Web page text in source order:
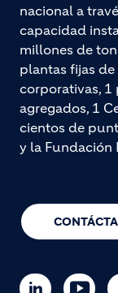
nacional a
capacidad
millones de
plantas fijas
corporativas, 1
agregados, 1
cientos de
y la Fundación